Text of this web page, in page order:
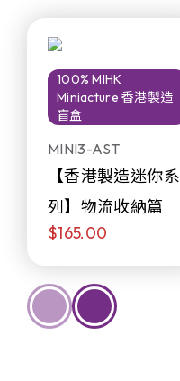
100% MIHK
Miniacture 香港製造
盲盒
MINI3-AST
【香港製造迷你系
列】物流收納篇
$165.00